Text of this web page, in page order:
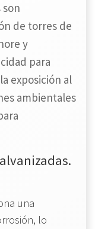
son
de torres de
y
para
exposición al
ambientales
una
lo